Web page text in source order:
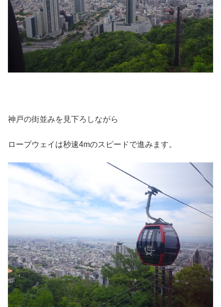
神戸の街並みを見下ろしながら
ロープウェイは秒速4mのスピードで進みます。